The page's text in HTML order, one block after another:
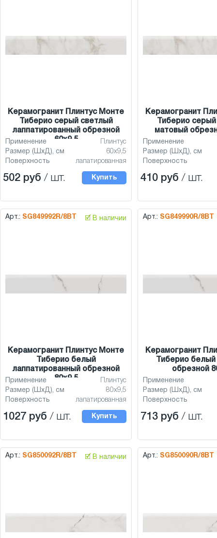
Керамогранит Плинтус Монте
Тиберио серый светлый
лаппатированный обрезной
60x9,5
Применение
Плинтус
Размер (ШхД), см
60x9,5
Поверхность
лапатированная
502 руб / шт. Купить
Керамогранит
Тиберио
матовый
Применение
Размер (ШхД), см
Поверхность
410 руб / шт.
Арт.: SG849992R/8BT 🗹 В наличии
Керамогранит Плинтус Монте
Тиберио белый
лаппатированный обрезной
80x9,5
Применение
Плинтус
Размер (ШхД), см
80x9,5
Поверхность
лапатированная
1027 руб / шт. Купить
Арт.: SG849990R/8BT
Керамогранит
Тиберио
обрезной
Применение
Размер (ШхД), см
Поверхность
713 руб / шт.
Арт.: SG850092R/8BT 🗹 В наличии Арт.: SG850090R/8BT